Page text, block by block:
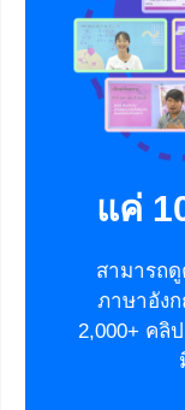
แค่
สามารถ
ภาษาอัง
2,000+ คลิ